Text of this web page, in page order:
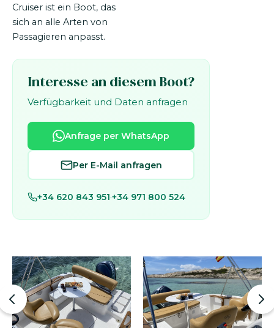
Cruiser ist ein Boot, das
sich an alle Arten von
Passagieren anpasst.
Interesse an diesem Boot?
Verfügbarkeit und Daten anfragen
Anfrage per WhatsApp
Per E-Mail anfragen
+34 620 843 951·+34 971 800 524